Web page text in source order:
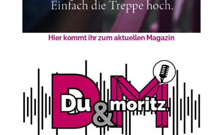
Hier kommt ihr zum aktuellen Magazin